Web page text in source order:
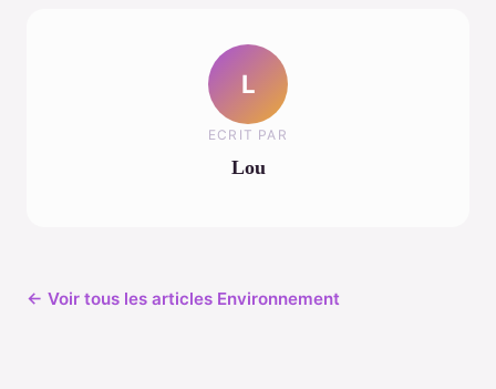
L
ECRIT PAR
Lou
← Voir tous les articles Environnement